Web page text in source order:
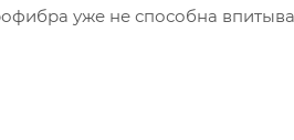
уже не способна